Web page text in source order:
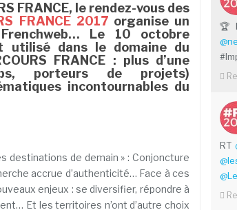
FRANCE, le rendez-vous des
FRANCE 2017organise un
Le 10 octobre
utilisé dans le domaine du
FRANCE : plus d’une
porteurs de projets)
incontournables du
destinations de demain » : Conjoncture
accrue d’authenticité… Face à ces
enjeux : se diversifier, répondre à
Et les territoires n’ont d’autre choix
RT